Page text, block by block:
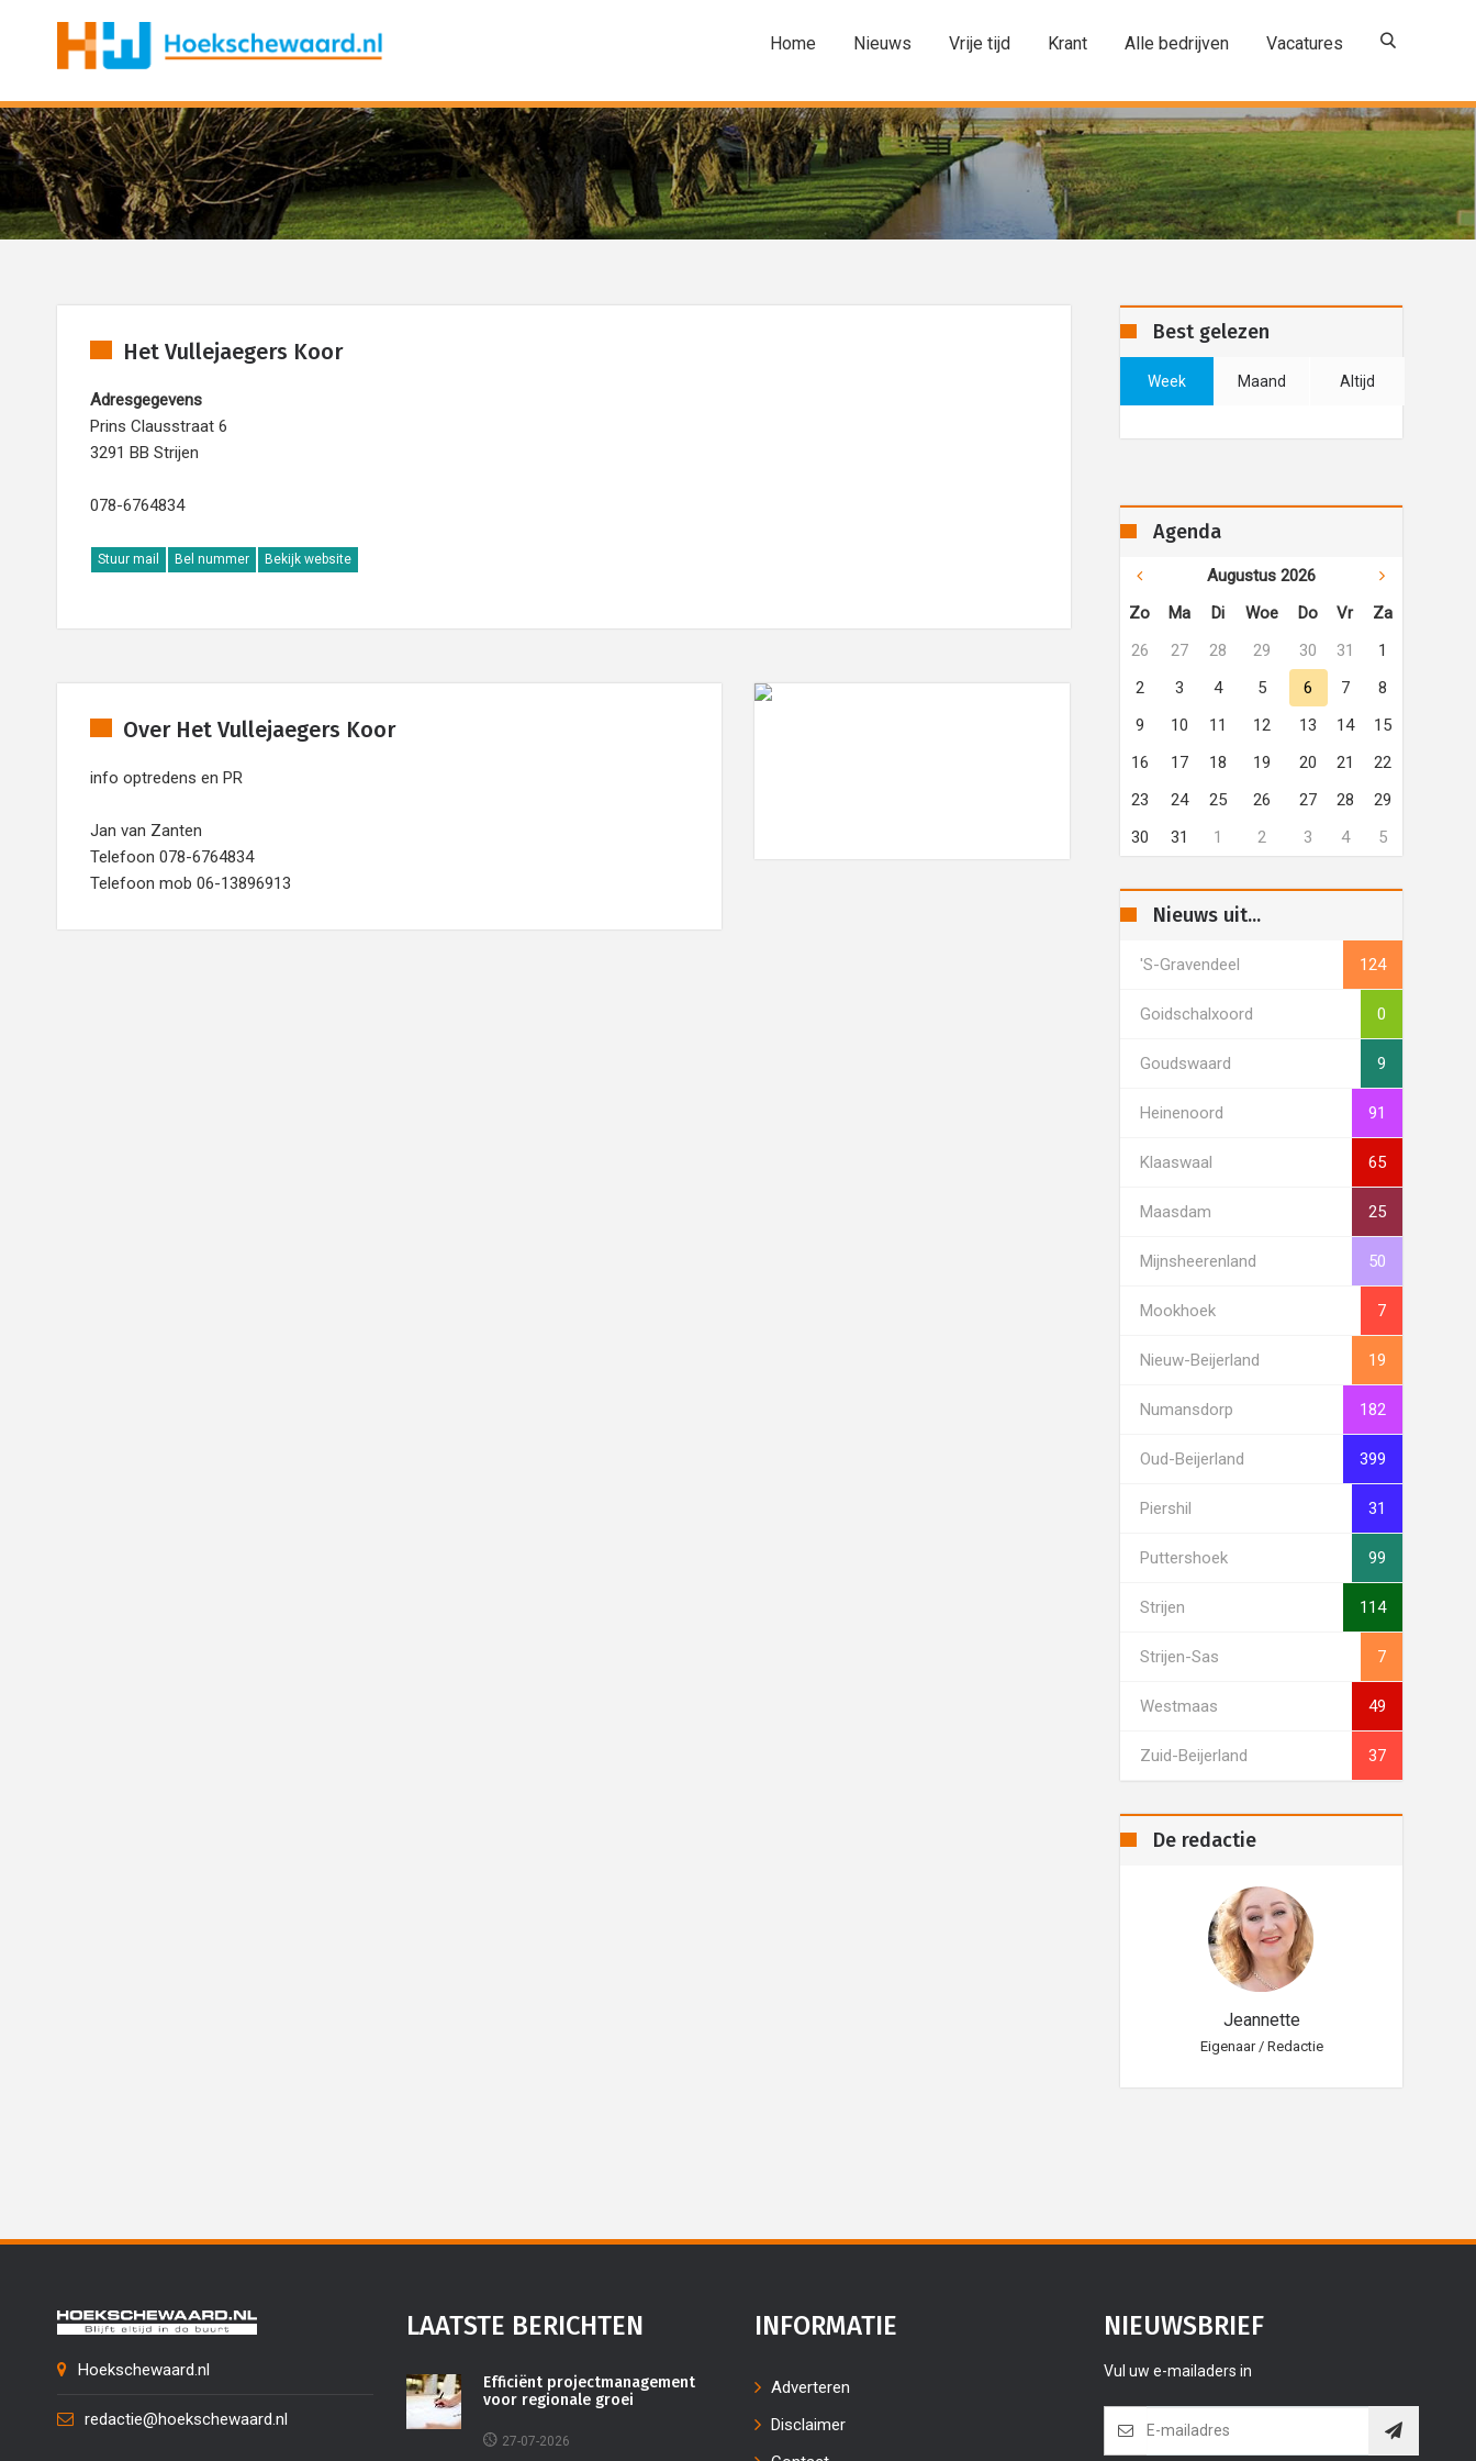
Home Nieuws Vrije tijd Krant Alle bedrijven Vacatures
Het Vullejaegers Koor
Adresgegevens
Prins Clausstraat 6
3291 BB Strijen
078-6764834
Stuur mail Bel nummer Bekijk website
Over Het Vullejaegers Koor
info optredens en PR
Jan van Zanten
Telefoon 078-6764834
Telefoon mob 06-13896913
Best gelezen
Week Maand Altijd
Agenda
Augustus 2026
Zo
Ma Di Woe Do Vr
Za
26
27 28 29 30 31
1
2
3 4 5 6 7
8
9
10 11 12 13 14
15
16
17 18 19 20 21
22
23
24 25 26 27 28
29
30
31 1 2 3 4 5
Nieuws uit...
's-Gravendeel 124
Goidschalxoord 0
Goudswaard 9
Heinenoord 91
Klaaswaal 65
Maasdam 25
Mijnsheerenland 50
Mookhoek 7
Nieuw-Beijerland 19
Numansdorp 182
Oud-Beijerland 399
Piershil 31
Puttershoek 99
Strijen 114
Strijen-Sas 7
Westmaas 49
Zuid-Beijerland 37
De redactie
Jeannette
Eigenaar / Redactie
Hoekschewaard.nl
redactie@hoekschewaard.nl
LAATSTE BERICHTEN
Efficiënt projectmanagement
voor regionale groei
27-07-2026
INFORMATIE
Adverteren
Disclaimer
NIEUWSBRIEF
Vul uw e-mailaders in